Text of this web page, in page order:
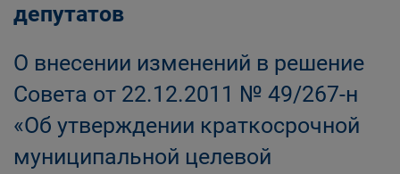
депутатов
О внесении изменений в решение
Совета от 22.12.2011 № 49/267-н
«Об утверждении краткосрочной
муниципальной целевой